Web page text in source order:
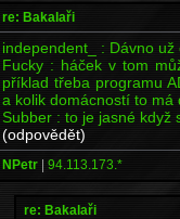
re: Bakalaři
independent_ : Dávno
Fucky : háček v tom
příklad třeba programu
a kolik domácností to má
Subber : to je jasné když
(odpovědět)
NPetr | 94.113.173.*
re: Bakalaři